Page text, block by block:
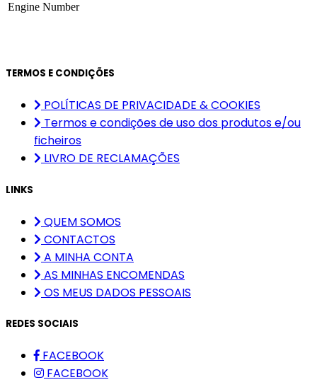
Engine Number
TERMOS E CONDIÇÕES
POLÍTICAS DE PRIVACIDADE & COOKIES
Termos e condições de uso dos produtos e/ou
ficheiros
LIVRO DE RECLAMAÇÕES
LINKS
QUEM SOMOS
CONTACTOS
A MINHA CONTA
AS MINHAS ENCOMENDAS
OS MEUS DADOS PESSOAIS
REDES SOCIAIS
FACEBOOK
FACEBOOK